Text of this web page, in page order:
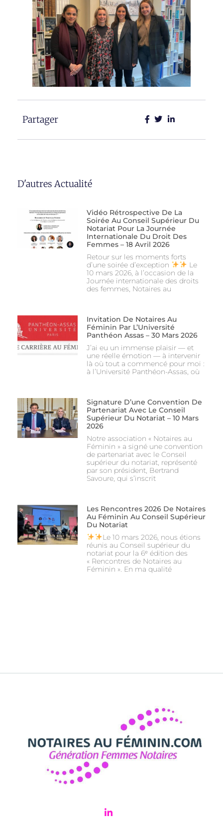
Partager
D'autres Actualité
Vidéo Rétrospective De La
Soirée Au Conseil Supérieur Du
Notariat Pour La Journée
Internationale Du Droit Des
Femmes – 18 Avril 2026
Retour sur les moments forts
d’une soirée d’exception
Le
10 mars 2026, à l’occasion de la
Journée internationale des droits
des femmes, Notaires au
Invitation De Notaires Au
Féminin Par L’Université
Panthéon Assas – 30 Mars 2026
J’ai eu un immense plaisir — et
une réelle émotion — à intervenir
là où tout a commencé pour moi :
à l’Université Panthéon-Assas, où
Signature D’une Convention De
Partenariat Avec Le Conseil
Supérieur Du Notariat – 10 Mars
2026
Notre association « Notaires au
Féminin » a signé une convention
de partenariat avec le Conseil
supérieur du notariat, représenté
par son président, Bertrand
Savoure, qui s’inscrit
Les Rencontres 2026 De Notaires
Au Féminin Au Conseil Supérieur
Du Notariat
Le 10 mars 2026, nous étions
réunis au Conseil supérieur du
notariat pour la 6ᵉ édition des
« Rencontres de Notaires au
Féminin ». En ma qualité